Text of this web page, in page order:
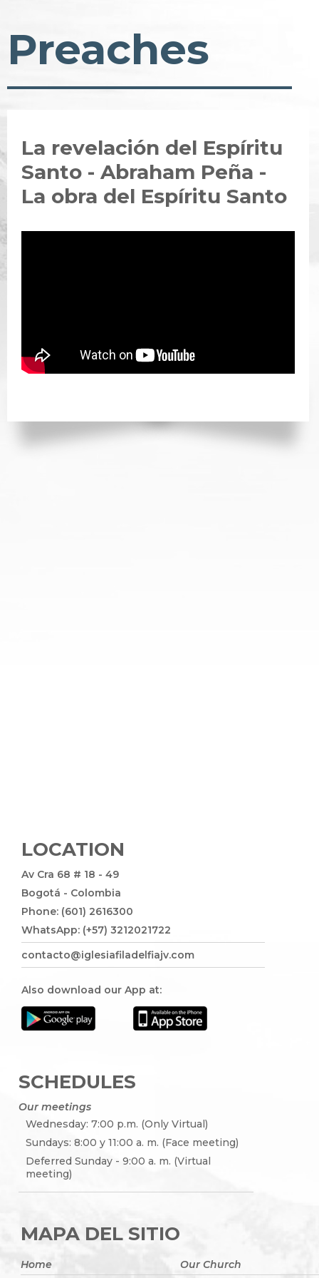
Preaches
La revelación del Espíritu
Santo - Abraham Peña -
La obra del Espíritu Santo
LOCATION
Av Cra 68 # 18 - 49
Bogotá - Colombia
Phone: (601) 2616300
WhatsApp: (+57) 3212021722
contacto@iglesiafiladelfiajv.com
Also download our App at:
SCHEDULES
Our meetings
Wednesday: 7:00 p.m. (Only Virtual)
Sundays: 8:00 y 11:00 a. m. (Face meeting)
Deferred Sunday - 9:00 a. m. (Virtual
meeting)
MAPA DEL SITIO
Home Our Church